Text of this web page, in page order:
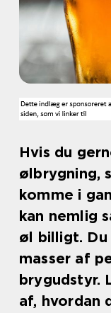
Hvis du
ølbrygning,
komme i
kan nemlig
øl billigt. Du
masser af
brygudstyr.
af, hvordan